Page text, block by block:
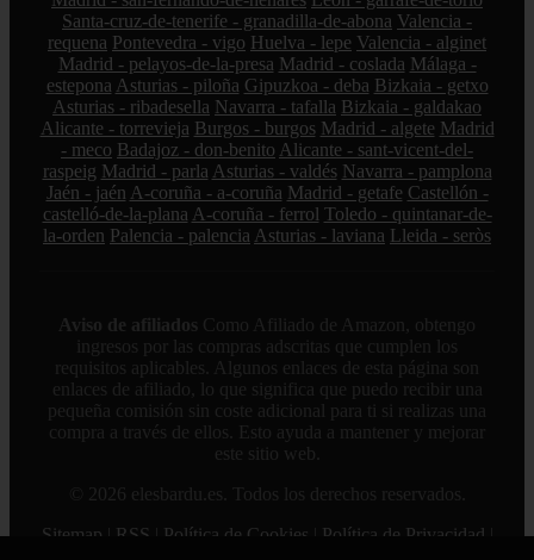
Santa-cruz-de-tenerife - granadilla-de-abona Valencia -
requena Pontevedra - vigo Huelva - lepe Valencia - alginet
Madrid - pelayos-de-la-presa Madrid - coslada Málaga -
estepona Asturias - piloña Gipuzkoa - deba Bizkaia - getxo
Asturias - ribadesella Navarra - tafalla Bizkaia - galdakao
Alicante - torrevieja Burgos - burgos Madrid - algete Madrid
- meco Badajoz - don-benito Alicante - sant-vicent-del-
raspeig Madrid - parla Asturias - valdés Navarra - pamplona
Jaén - jaén A-coruña - a-coruña Madrid - getafe Castellón -
castelló-de-la-plana A-coruña - ferrol Toledo - quintanar-de-
la-orden Palencia - palencia Asturias - laviana Lleida - seròs
Aviso de afiliados Como Afiliado de Amazon, obtengo
ingresos por las compras adscritas que cumplen los
requisitos aplicables. Algunos enlaces de esta página son
enlaces de afiliado, lo que significa que puedo recibir una
pequeña comisión sin coste adicional para ti si realizas una
compra a través de ellos. Esto ayuda a mantener y mejorar
este sitio web.
© 2026 elesbardu.es. Todos los derechos reservados.
Sitemap
RSS Política de Cookies Política de Privacidad